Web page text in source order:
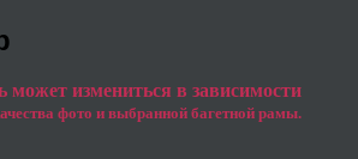
может измениться в зависимости
фото и выбранной багетной рамы.